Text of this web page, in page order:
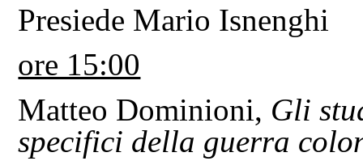
Presiede Mario Isnenghi
ore 15:00
Matteo Dominioni, Gli
specifici della guerra